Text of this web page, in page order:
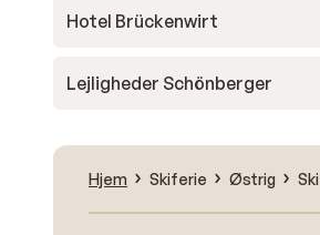
Hotel Brückenwirt
Lejligheder Schönberger
Hjem Skiferie Østrig